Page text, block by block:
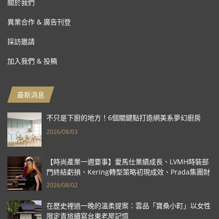
關於我們
異業合作 & 廣告刊登
採訪邀請
加入我們 & 投稿
最新消息
不只是下廚的地方！6個關鍵點打造網美系夢幻廚房
2026/08/03
【時尚產業一週要事】愛馬仕業績成長、LVMH時裝部
門終結虧損、Kering轉型策略初現成效、Prada集團財
報亮眼
2026/08/02
在歷史裡過一晚的溫柔提案：雲品「寶桑小町」以女性
限定青旅續寫台東老屋記憶